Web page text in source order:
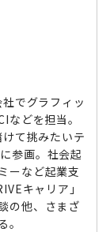
でグラフィッ
どを担当。
て挑みたいテ
参画。社会起
ーなど起業支
キャリア」
の他、さまざ